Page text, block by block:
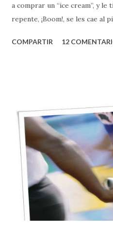
a comprar un “ice cream”, y le
repente, ¡Boom!, se les cae al
todo en la vida nos saliera
días, como pastor, soy testigo
salen bien. Matrimonios
Sueños que se vienen abajo.
Personas que se quedan sin
Diagnósticos de
las cosas tampoco andan
corrupción, injusticas,
COMPARTIR 12